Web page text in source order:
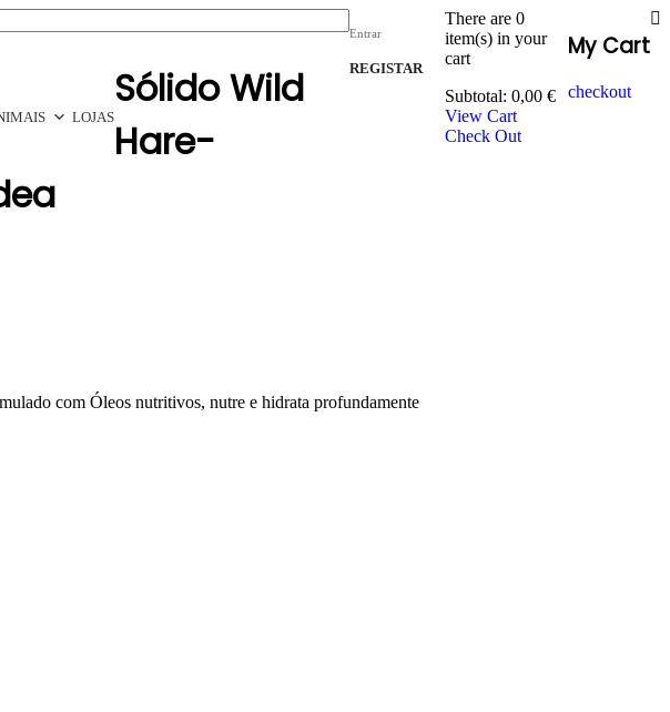
Entrar
REGISTAR
My Cart
checkout
There are 0
item(s) in your
cart
Subtotal: 0,00 €
View Cart
Check Out
LOJAS
Sólido Wild
Hare-
com Óleos nutritivos, nutre e hidrata profundamente